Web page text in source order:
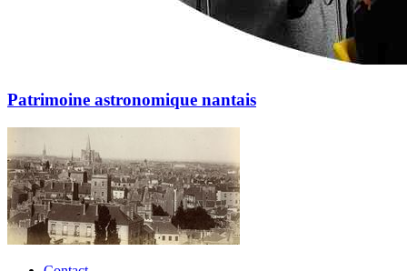
Patrimoine astronomique nantais